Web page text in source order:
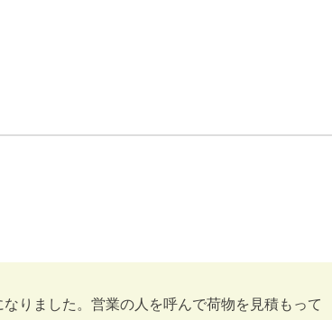
りました。営業の人を呼んで荷物を見積もって